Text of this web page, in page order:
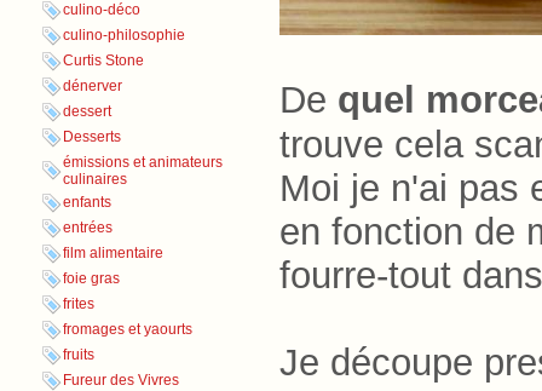
culino-déco
culino-philosophie
Curtis Stone
dénerver
dessert
Desserts
émissions et animateurs
culinaires
enfants
entrées
film alimentaire
foie gras
frites
fromages et yaourts
fruits
Fureur des Vivres
De quel
trouve cela
Moi je n'ai pas
en fonction de
fourre-tout
Je découpe